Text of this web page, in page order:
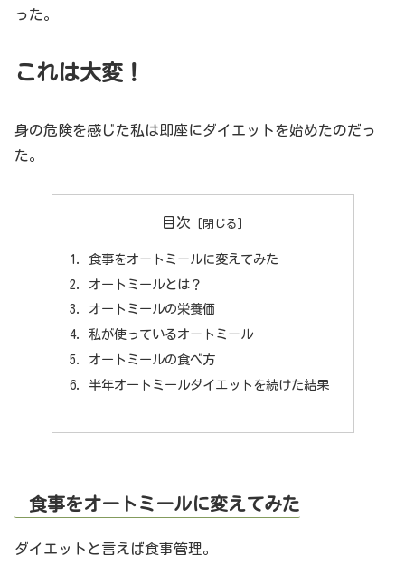
った。
これは大変！
身の危険を感じた私は即座にダイエットを始めたのだっ
た。
目次
食事をオートミールに変えてみた
オートミールとは？
オートミールの栄養価
私が使っているオートミール
オートミールの食べ方
半年オートミールダイエットを続けた結果
食事をオートミールに変えてみた
ダイエットと言えば食事管理。